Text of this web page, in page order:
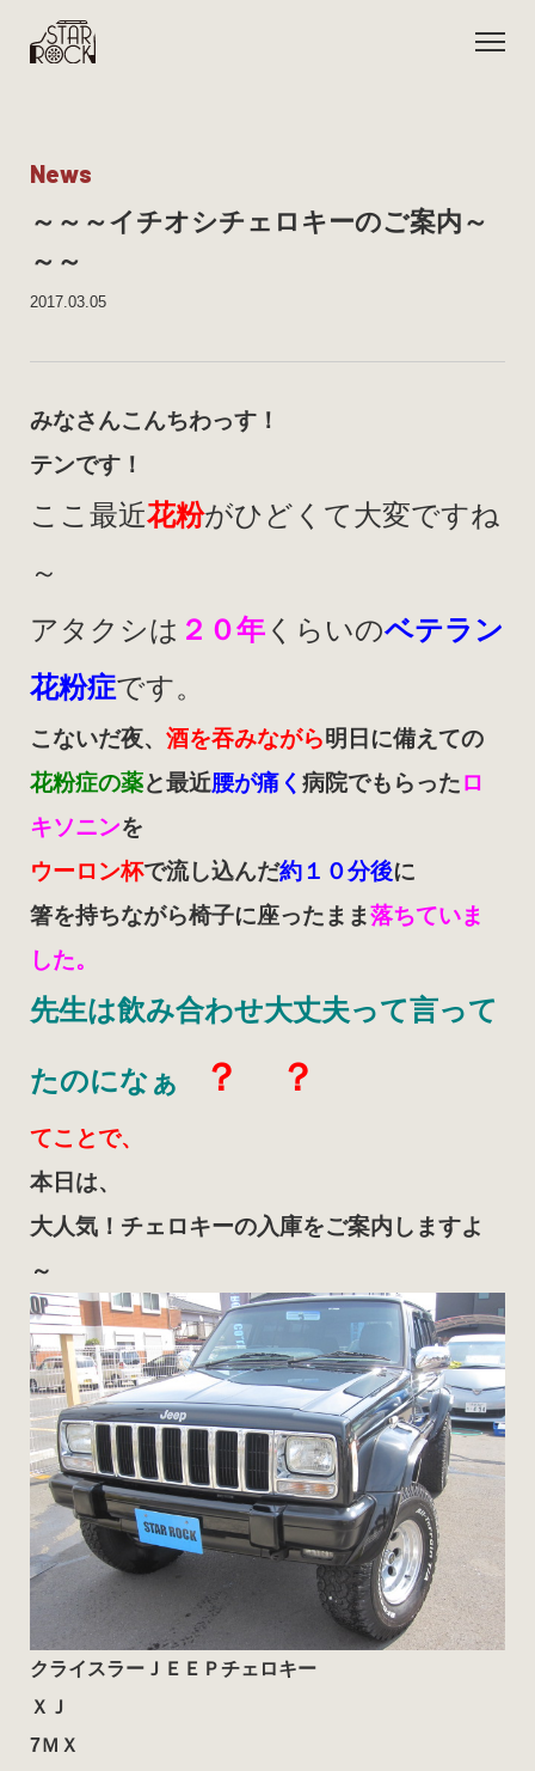
News
～～～イチオシチェロキーのご案内～
～～
2017.03.05
みなさんこんちわっす！
テンです！
ここ最近花粉がひどくて大変ですね
～
アタクシは ２０年 くらいのベテラン
花粉症です。
こないだ夜、 酒を吞みながら明日に備えての
花粉症の薬と最近腰が痛く 病院でもらったロ
キソニンを
ウーロン杯で流し込んだ約１０分後に
箸を持ちながら椅子に座ったまま落ちていま
した。
先生は飲み合わせ大丈夫って言って
たのになぁ ？ ？
てことで、
本日は、
大人気！チェロキーの入庫をご案内しますよ
～
クライスラーＪＥＥＰチェロキー
ＸＪ
7ＭＸ